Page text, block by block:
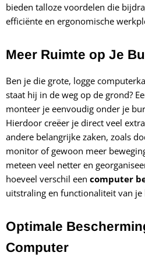
bieden talloze voordelen die
efficiënte en ergonomische
Meer Ruimte op Je
Ben je die grote, logge
staat hij in de weg op de grond?
monteer je eenvoudig onder je
Hierdoor creëer je direct veel
andere belangrijke zaken, zoals
monitor of gewoon meer
meteen veel netter en
hoeveel verschil een computer
uitstraling en functionaliteit van je
Optimale
Computer